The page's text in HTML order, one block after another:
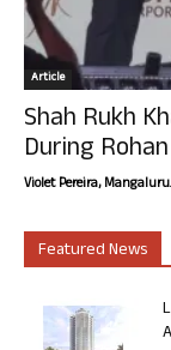
Article
Shah Rukh
During
Violet Pereira,
Featured News